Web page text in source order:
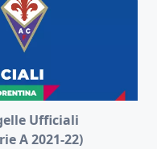
Ufficiali
A 2021-22)